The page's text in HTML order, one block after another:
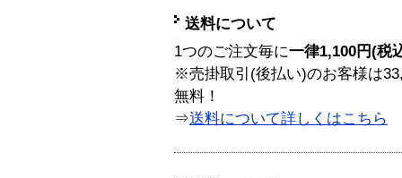
送料について
1つのご注文毎に一律1,100円(税
※売掛取引(後払い)のお客様は
無料！
⇒送料について詳しくはこちら